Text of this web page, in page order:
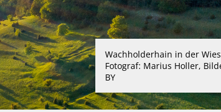
Wachholderhain in der
Fotograf: Marius Holler,
BY